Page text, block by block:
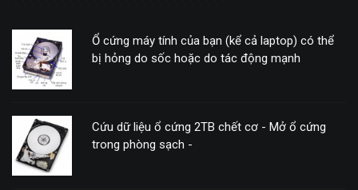
Ổ cứng máy tính của bạn (kể cả laptop) có thể
bị hỏng do sốc hoặc do tác động mạnh
Cứu dữ liệu ổ cứng 2TB chết cơ - Mở ổ cứng
trong phòng sạch -